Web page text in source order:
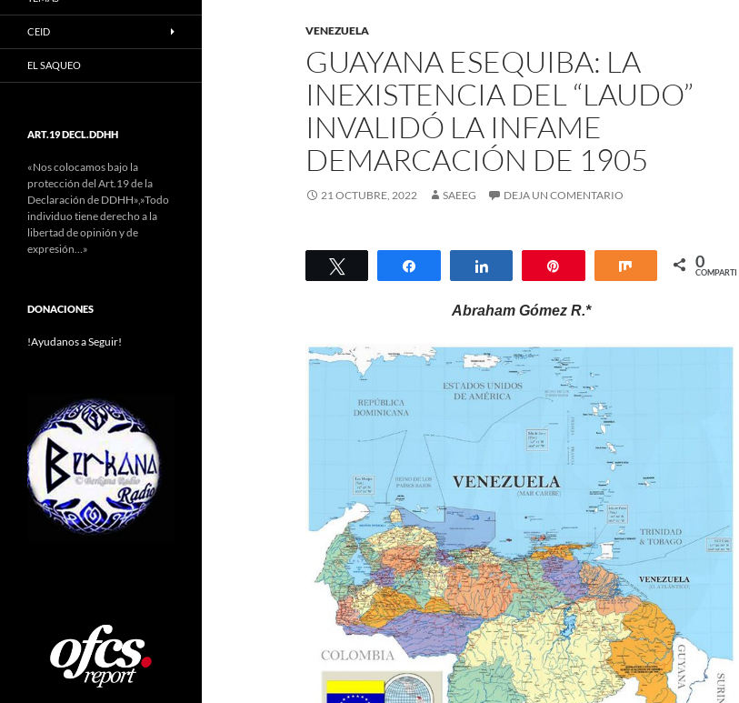
VENEZUELA
GUAYANA ESEQUIBA: LA
INEXISTENCIA DEL “LAUDO”
INVALIDÓ LA INFAME
DEMARCACIÓN DE 1905
21 OCTUBRE, 2022 SAEEG DEJA UN COMENTARIO
Twittear Compartir Compartir Compartir
0
COMPARTIR
Abraham Gómez R.*
CEID
EL SAQUEO
ART.19 DECL.DDHH
«Nos colocamos bajo la
protección del Art.19 de la
Declaración de DDHH»,»Todo
individuo tiene derecho a la
libertad de opinión y de
expresión…»
DONACIONES
!Ayudanos a Seguir!